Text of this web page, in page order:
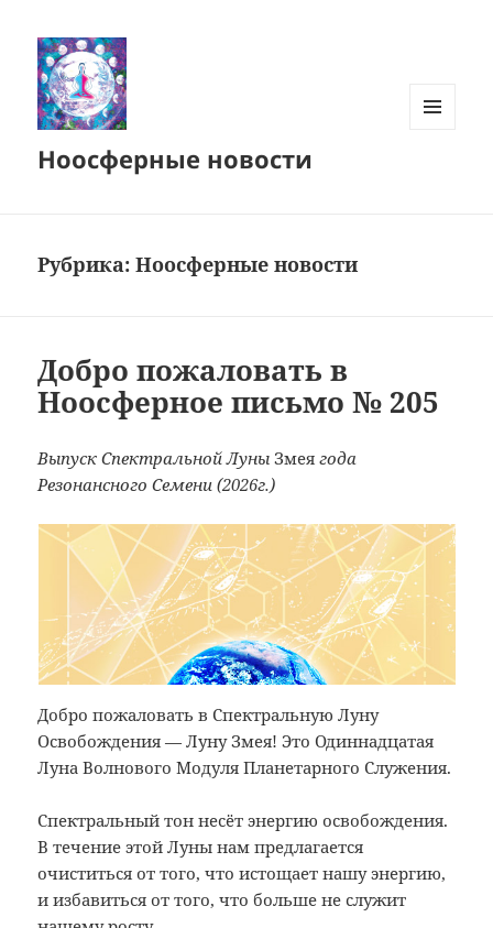
Ноосферные новости
Рубрика:Ноосферные новости
Добро пожаловать в
Ноосферное письмо № 205
Выпуск Спектральной ЛуныЗмеягода
Резонансного Семени (2026г.)
Добро пожаловать в Спектральную Луну
Освобождения — Луну Змея! Это Одиннадцатая
Луна Волнового Модуля Планетарного Служения.
Спектральный тон несёт энергию освобождения.
В течение этой Луны нам предлагается
очиститься от того, что истощает нашу энергию,
и избавиться от того, что больше не служит